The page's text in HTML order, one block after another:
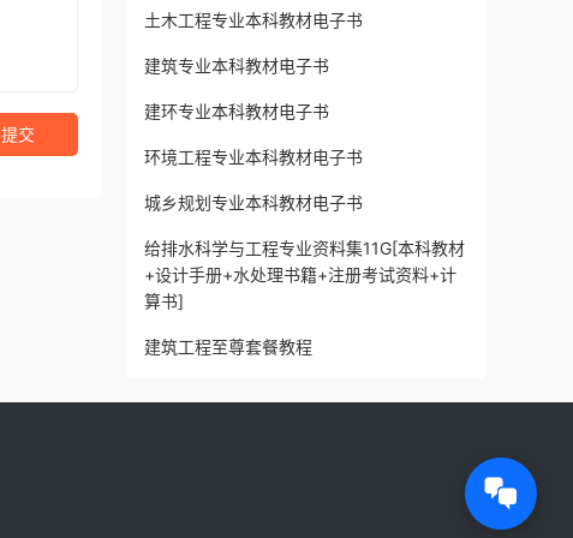
提交
土木工程专业本科教材电子书
建筑专业本科教材电子书
建环专业本科教材电子书
环境工程专业本科教材电子书
城乡规划专业本科教材电子书
给排水科学与工程专业资料集11G[本科教材
+设计手册+水处理书籍+注册考试资料+计
算书]
建筑工程至尊套餐教程